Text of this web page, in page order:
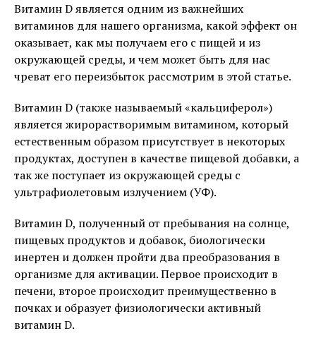
Витамин D является одним из важнейших
витаминов для нашего организма, какой эффект он
оказывает, как мы получаем его с пищей и из
окружающей среды, и чем может быть для нас
чреват его переизбыток рассмотрим в этой статье.
Витамин D (также называемый «кальциферол»)
является жирорастворимым витамином, который
естественным образом присутствует в некоторых
продуктах, доступен в качестве пищевой добавки, а
так же поступает из окружающей среды с
ультрафиолетовым излучением (УФ).
Витамин D, полученный от пребывания на солнце,
пищевых продуктов и добавок, биологически
инертен и должен пройти два преобразования в
организме для активации. Первое происходит в
печени, второе происходит преимущественно в
почках и образует физиологически активный
витамин D.